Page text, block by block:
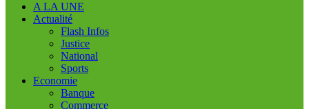
A LA UNE
Actualité
Flash Infos
Justice
National
Sports
Economie
Banque
Commerce